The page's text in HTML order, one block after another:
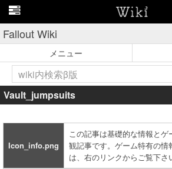
Fallout Wiki
メニュー
Vault_jumpsuits
Icon_info.png
この記事は基礎的な情報と
観記事です。ゲーム特有の情
は、右のリンクからご覧下さ